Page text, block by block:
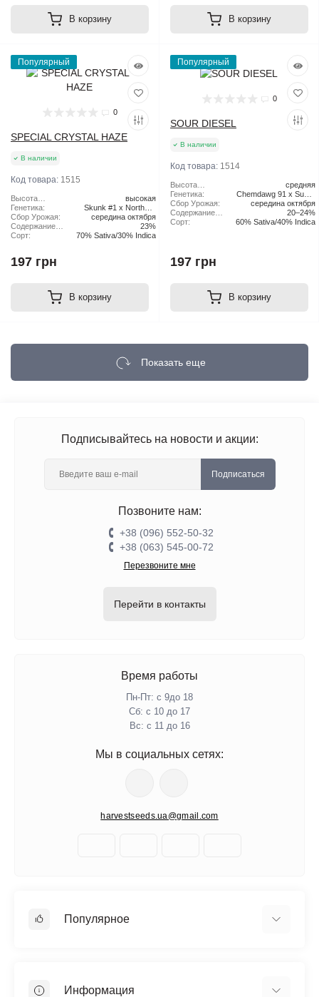
В корзину В корзину
Популярный
0
SPECIAL CRYSTAL HAZE
В наличии
Код товара: 1515
Высота
растения:
высокая
Генетика:
Skunk #1 x Northern
Lights x Haze
Сбор Урожая:
середина октября
Содержание
ТГК:
23%
Сорт:
70% Sativa/30% Indica
197 грн
В корзину
Популярный
0
SOUR DIESEL
В наличии
Код товара: 1514
Высота
растения:
средняя
Генетика:
Chemdawg 91 x Super
Skunk
Сбор Урожая:
середина октября
Содержание
ТГК:
20–24%
Сорт:
60% Sativa/40% Indica
197 грн
В корзину
Показать еще
Подписывайтесь на новости и акции:
Подписаться
Позвоните нам:
+38 (096) 552-50-32
+38 (063) 545-00-72
Перезвоните мне
Перейти в контакты
Время работы
Пн-Пт: с 9до 18
Сб: с 10 до 17
Вс: с 11 до 16
Мы в социальных сетях:
harvestseeds.ua@gmail.com
Популярное
Информация